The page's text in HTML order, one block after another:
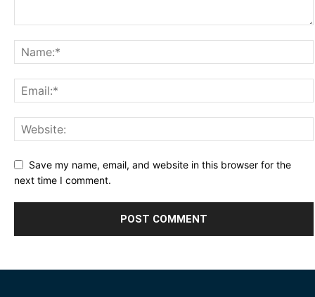
Save my name, email, and website in this browser for the
next time I comment.